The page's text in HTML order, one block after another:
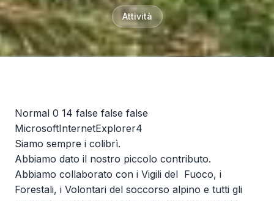
Attività
Normal 0 14 false false false
MicrosoftInternetExplorer4
Siamo sempre i colibrì.
Abbiamo dato il nostro piccolo contributo.
Abbiamo collaborato con i Vigili del Fuoco, i
Forestali, i Volontari del soccorso alpino e tutti gli